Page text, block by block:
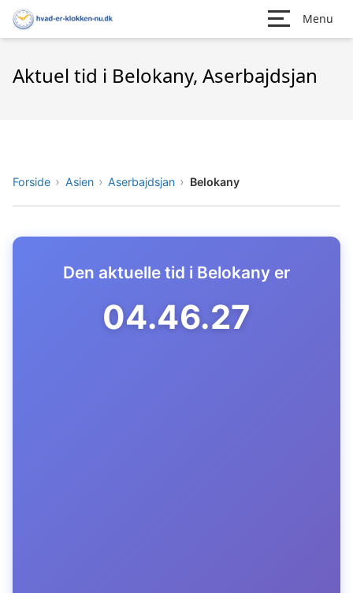
Menu
Aktuel tid i Belokany, Aserbajdsjan
Forside Asien Aserbajdsjan Belokany
Den aktuelle tid i Belokany er
04.46.28